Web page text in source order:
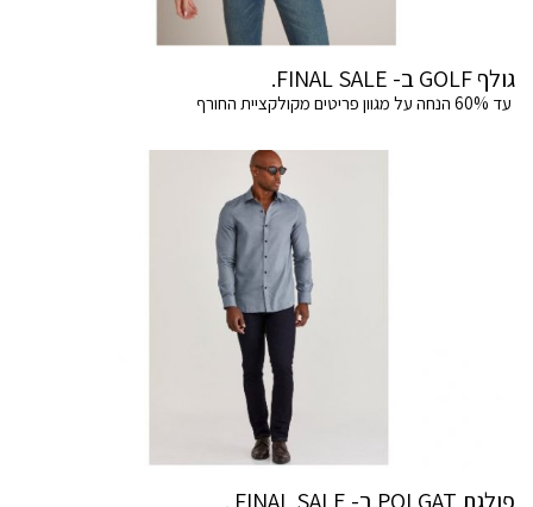
גולף GOLF ב- FINAL SALE.
עד 60% הנחה על מגוון פריטים מקולקציית החורף
פולגת POLGAT ב- FINAL SALE .